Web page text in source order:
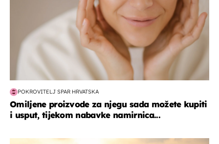
POKROVITELJ SPAR HRVATSKA
Omiljene proizvode za njegu sada možete kupiti
i usput, tijekom nabavke namirnica...